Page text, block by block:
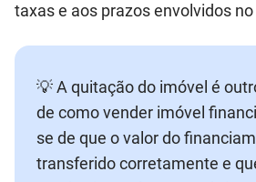
taxas e aos prazos envolvidos
💡 A quitação do imóvel é
de como vender imóvel
se de que o valor do
transferido corretamente e